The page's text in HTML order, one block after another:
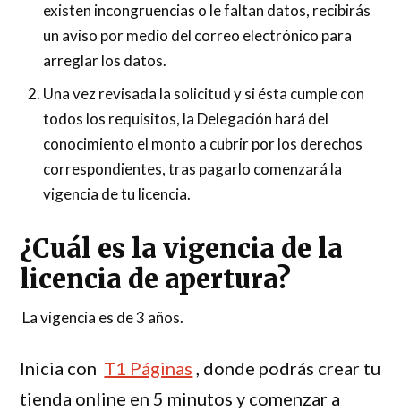
existen incongruencias o le faltan datos, recibirás
un aviso por medio del correo electrónico para
arreglar los datos.
Una vez revisada la solicitud y si ésta cumple con
todos los requisitos, la Delegación hará del
conocimiento el monto a cubrir por los derechos
correspondientes, tras pagarlo comenzará la
vigencia de tu licencia.
¿Cuál es la vigencia de la
licencia de apertura?
La vigencia es de 3 años.
Inicia con T1 Páginas , donde podrás crear tu
tienda online en 5 minutos y comenzar a